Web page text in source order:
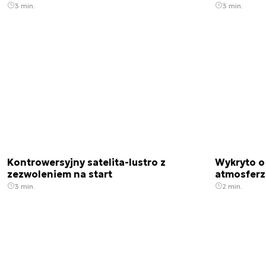
3 min. 3 min.
Kontrowersyjny satelita-lustro z
zezwoleniem na start
3 min.
Wykryto
2 min.